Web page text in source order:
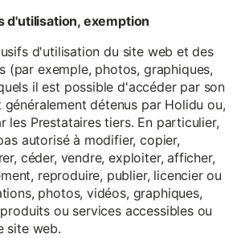
d'utilisation, exemption
d'utilisation du site web et des
(par exemple, photos, graphiques,
il est possible d'accéder par son
détenus par Holidu ou,
les Prestataires tiers. En particulier,
autorisé à modifier, copier,
céder, vendre, exploiter, afficher,
reproduire, publier, licencier ou
photos, vidéos, graphiques,
ou services accessibles ou
site web.